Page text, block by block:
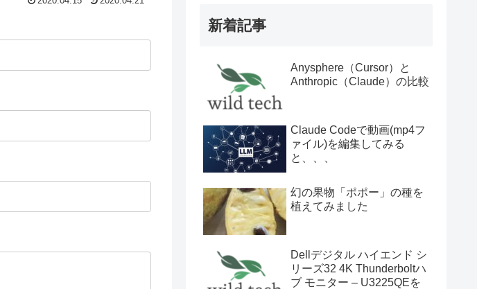
新着記事
Anysphere（Cursor）と
Anthropic（Claude）の比較
Claude Codeで動画(mp4フ
ァイル)を編集してみる
と、、、
幻の果物「ポポー」の種を
植えてみました
Dellデジタル ハイエンド シ
リーズ32 4K Thunderboltハ
ブ モニター – U3225QEを